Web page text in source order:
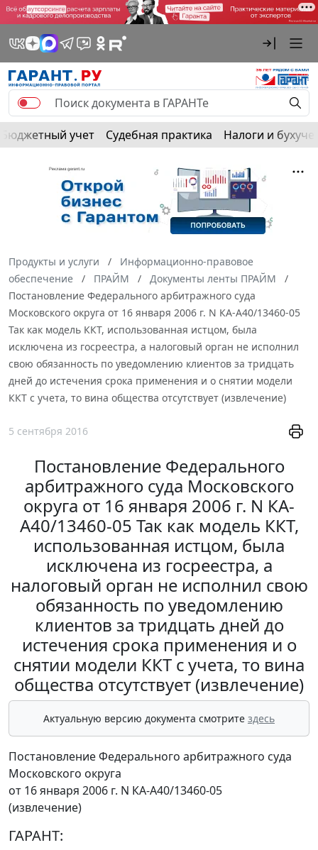
Бюджетный учет Судебная практика Налоги и
Продукты и услуги
Информационно-правовое
обеспечение
ПРАЙМ
Документы ленты ПРАЙМ
Постановление Федерального арбитражного суда
Московского округа от 16 января 2006 г. N КА-А40/13460-05
Так как модель ККТ, использованная истцом, была
исключена из госреестра, а налоговый орган не исполнил
свою обязанность по уведомлению клиентов за тридцать
дней до истечения срока применения и о снятии модели
ККТ с учета, то вина общества отсутствует (извлечение)
5 сентября 2016
Постановление Федерального
арбитражного суда Московского
округа от 16 января 2006 г. N КА-
А40/13460-05 Так как модель ККТ,
использованная истцом, была
исключена из госреестра, а
налоговый орган не исполнил свою
обязанность по уведомлению
клиентов за тридцать дней до
истечения срока применения и о
снятии модели ККТ с учета, то вина
общества отсутствует (извлечение)
Актуальную версию документа смотрите здесь
Постановление Федерального арбитражного суда
Московского округа
от 16 января 2006 г. N КА-А40/13460-05
(извлечение)
ГАРАНТ: